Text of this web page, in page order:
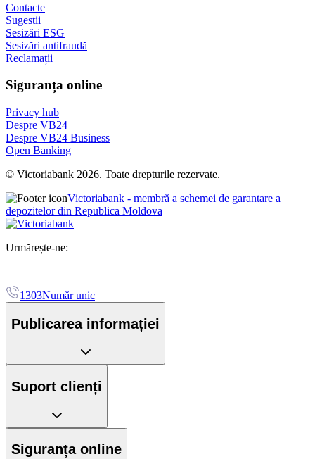
Contacte
Sugestii
Sesizări ESG
Sesizări antifraudă
Reclamații
Siguranța online
Privacy hub
Despre VB24
Despre VB24 Business
Open Banking
© Victoriabank 2026. Toate drepturile rezervate.
Victoriabank - membră a schemei de garantare a
depozitelor din Republica Moldova
Urmărește-ne:
1303Număr unic
Publicarea informației
Suport clienți
Siguranța online